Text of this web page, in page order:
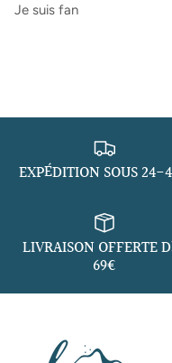
Je suis fan
EXPÉDITION SOUS 24-
LIVRAISON OFFERTE
69€